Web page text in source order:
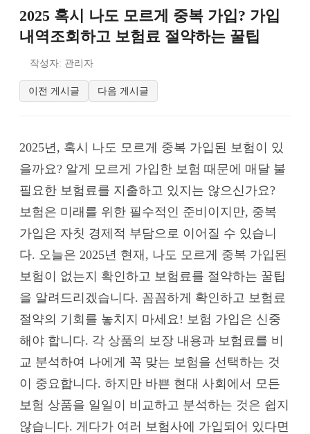
2025 혹시 나도 모르게 중복 가입? 가입
내역조회하고 보험료 절약하는 꿀팁
작성자: 관리자
이전 게시글 다음 게시글
2025년, 혹시 나도 모르게 중복 가입된 보험이 있
을까요? 알게 모르게 가입한 보험 때문에 매달 불
필요한 보험료를 지출하고 있지는 않으신가요?
보험은 미래를 위한 필수적인 준비이지만, 중복
가입은 자칫 경제적 부담으로 이어질 수 있습니
다. 오늘은 2025년 현재, 나도 모르게 중복 가입된
보험이 없는지 확인하고 보험료를 절약하는 꿀팁
을 알려드리겠습니다. 꼼꼼하게 확인하고 보험료
절약의 기회를 놓치지 마세요! 보험 가입은 신중
해야 합니다. 각 상품의 보장 내용과 보험료를 비
교 분석하여 나에게 꼭 맞는 보험을 선택하는 것
이 중요합니다. 하지만 바쁜 현대 사회에서 모든
보험 상품을 일일이 비교하고 분석하는 것은 쉽지
않습니다. 게다가 여러 보험사에 가입되어 있다면